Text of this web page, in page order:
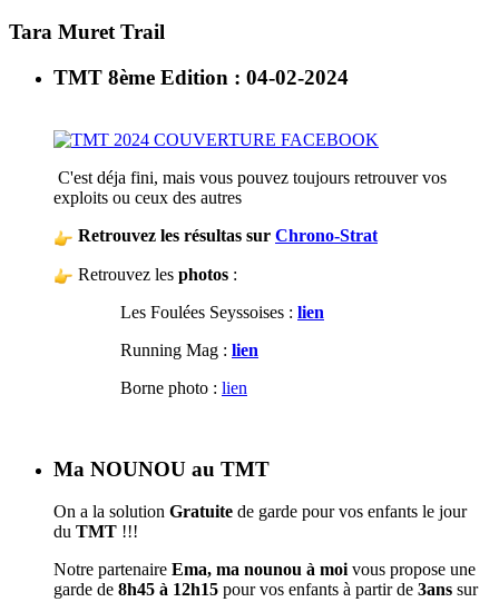
Tara Muret Trail
TMT 8ème Edition : 04-02-2024
C'est déja fini, mais vous pouvez toujours retrouver vos
exploits ou ceux des autres
Retrouvez les résultas sur Chrono-Strat
Retrouvez les photos :
Les Foulées Seyssoises : lien
Running Mag : lien
Borne photo : lien
Ma NOUNOU au TMT
On a la solution Gratuite de garde pour vos enfants le jour
du TMT !!!
Notre partenaire Ema, ma nounou à moivous propose une
garde de 8h45 à 12h15 pour vos enfants à partir de 3ans sur